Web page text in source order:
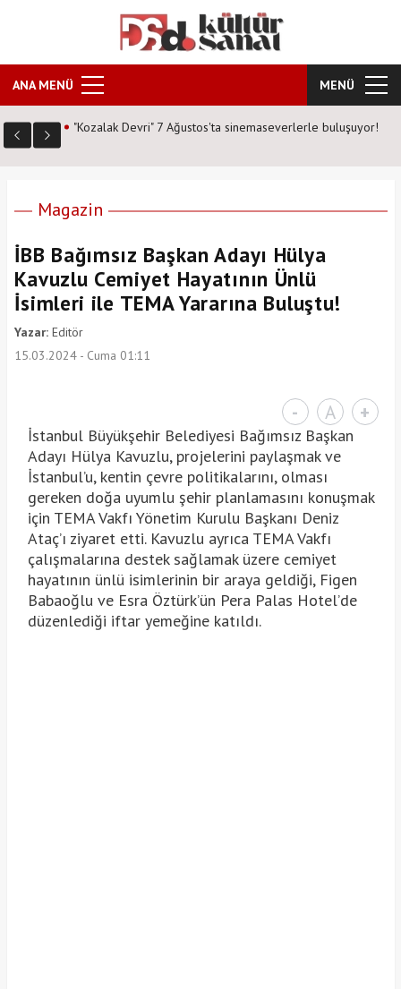
ANA MENÜ MENÜ
Masterchef şampiyonu Eren Kaşıkçı kimdir? işte "Kızıl
Magazin
İBB Bağımsız Başkan Adayı Hülya
Kavuzlu Cemiyet Hayatının Ünlü
İsimleri ile TEMA Yararına Buluştu!
Yazar:Editör
15.03.2024 - Cuma 01:11
- A +
İstanbul Büyükşehir Belediyesi Bağımsız Başkan
Adayı Hülya Kavuzlu, projelerini paylaşmak ve
İstanbul’u, kentin çevre politikalarını, olması
gereken doğa uyumlu şehir planlamasını konuşmak
için TEMA Vakfı Yönetim Kurulu Başkanı Deniz
Ataç’ı ziyaret etti. Kavuzlu ayrıca TEMA Vakfı
çalışmalarına destek sağlamak üzere cemiyet
hayatının ünlü isimlerinin bir araya geldiği, Figen
Babaoğlu ve Esra Öztürk’ün Pera Palas Hotel’de
düzenlediği iftar yemeğine katıldı.